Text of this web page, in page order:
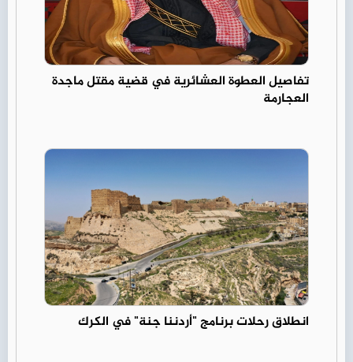
تفاصيل العطوة العشائرية في قضية مقتل ماجدة
العجارمة
انطلاق رحلات برنامج "أردننا جنة" في الكرك